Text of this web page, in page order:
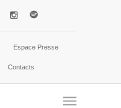
Espace Presse
Contacts